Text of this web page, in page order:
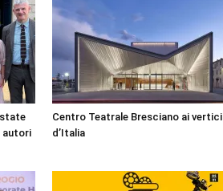
autori
Centro Teatrale Bresciano ai vertici
d’Italia